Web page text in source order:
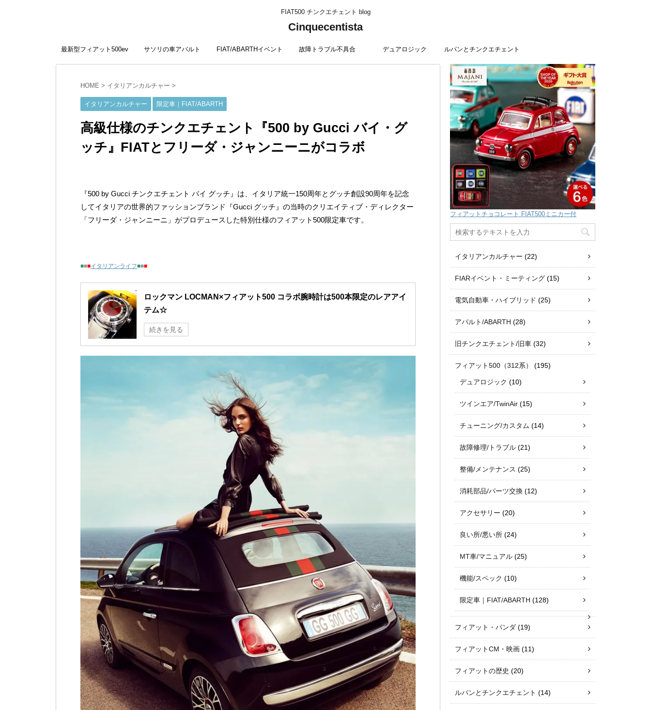
FIAT500 チンクエチェント blog
Cinquecentista
最新型フィアット500ev サソリの車アバルト FIAT/ABARTHイベント 故障トラブル不具合 デュアロジック ルパンとチンクエチェント
HOME > イタリアンカルチャー >
イタリアンカルチャー 限定車｜FIAT/ABARTH
高級仕様のチンクエチェント『500 by Gucci バイ・グ
ッチ』FIATとフリーダ・ジャンニーニがコラボ
『500 by Gucci チンクエチェント バイ グッチ』は、イタリア統一150周年とグッチ創設90周年を記念
してイタリアの世界的ファッションブランド『Gucci グッチ』の当時のクリエイティブ・ディレクター
「フリーダ・ジャンニーニ」がプロデュースした特別仕様のフィアット500限定車です。
■■■イタリアンライフ■■■
ロックマン LOCMAN×フィアット500 コラボ腕時計は500本限定のレアアイ
テム☆
続きを見る
フィアットチョコレート FIAT500ミニカー付
イタリアンカルチャー (22)
FIARイベント・ミーティング (15)
電気自動車・ハイブリッド (25)
アバルト/ABARTH (28)
旧チンクエチェント/旧車 (32)
フィアット500（312系） (195)
デュアロジック (10)
ツインエア/TwinAir (15)
チューニング/カスタム (14)
故障修理/トラブル (21)
整備/メンテナンス (25)
消耗部品/パーツ交換 (12)
アクセサリー (20)
良い所/悪い所 (24)
MT車/マニュアル (25)
機能/スペック (10)
限定車｜FIAT/ABARTH (128)
フィアット・パンダ (19)
フィアットCM・映画 (11)
フィアットの歴史 (20)
ルパンとチンクエチェント (14)